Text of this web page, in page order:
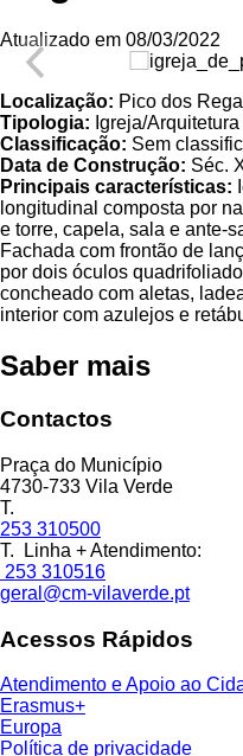
Atualizado em 08/03/2022
Localização: Pico dos
Tipologia: Igreja/
Classificação: Sem
Data de Construção: Séc.
Principais características:
longitudinal composta por
e torre, capela, sala e ante-
Fachada com frontão de
por dois óculos
concheado com aletas,
interior com azulejos e
Saber mais
Contactos
Praça do Município
4730-733 Vila Verde
T.
253 310500
T. Linha + Atendimento:
253 310516
geral@cm-vilaverde.pt
Acessos Rápidos
Atendimento e Apoio ao
Erasmus+
Europa
Política de privacidade